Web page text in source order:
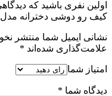
کیف رو دوشی دخترانه مدل
نشانی ایمیل شما منتشر
علامت‌گذاری شده‌اند *
امتیاز شما
دیدگاه شما *